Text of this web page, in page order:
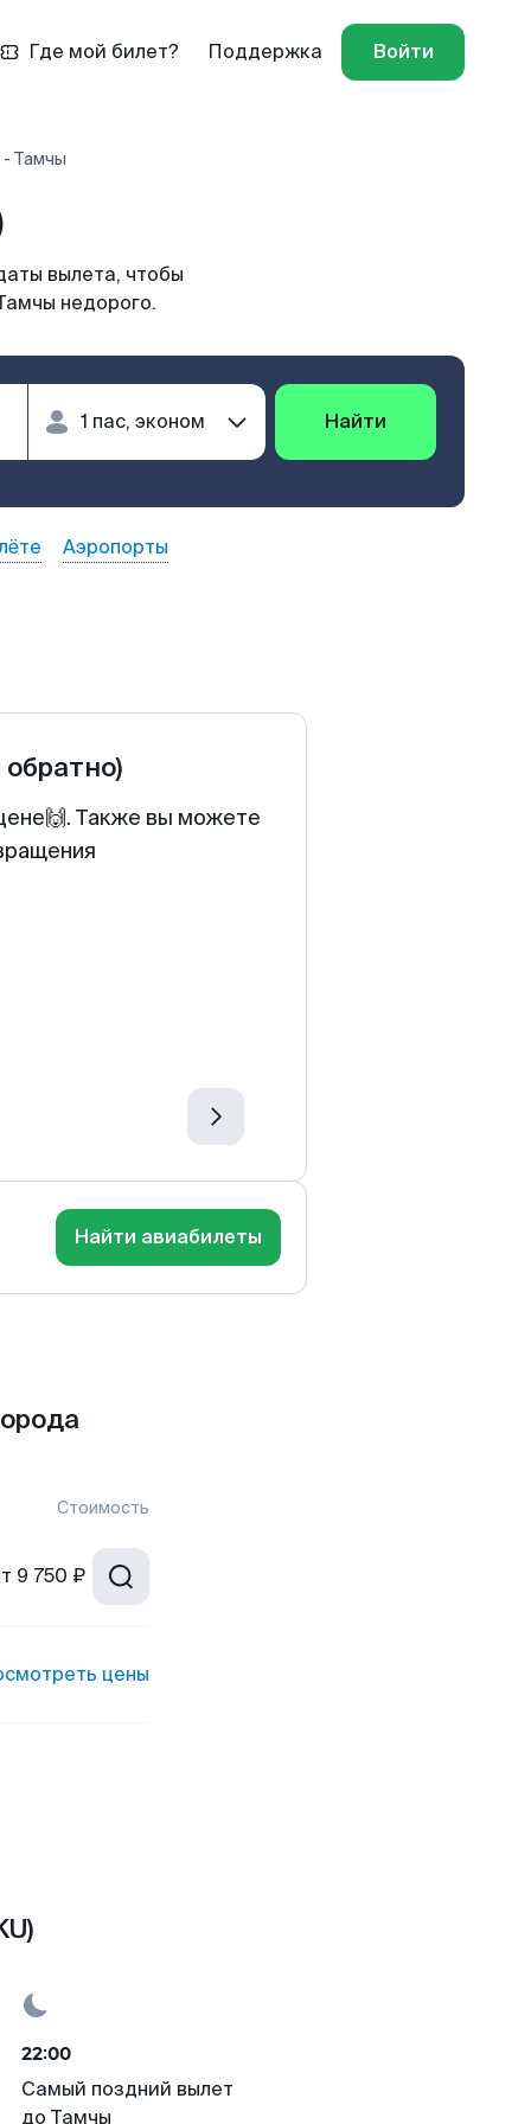
Где мой билет? Поддержка Войти
- Тамчы
вылета, чтобы
недорого.
Найти
Аэропорты
обратно)
Также вы можете
Найти авиабилеты
Стоимость
9 750 ₽
цены
22:00
Самый поздний вылет
до Тамчы